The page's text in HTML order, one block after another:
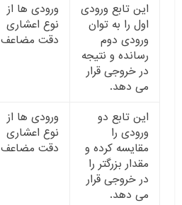
این تابع ورودی
اول را به توان
ورودی دوم
رسانده و نتیجه
در خروجی قرار
می دهد.
ورودی ها از
نوع اعشاری
دقت مضاعف
این تابع دو
ورودی را
مقایسه کرده و
مقدار بزرگتر را
در خروجی قرار
می دهد.
ورودی ها از
نوع اعشاری
دقت مضاعف